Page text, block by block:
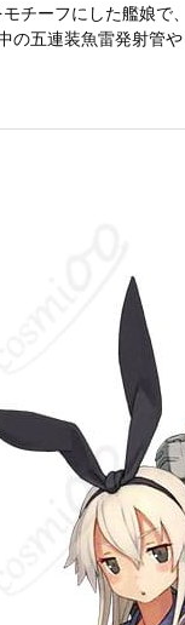
チーフにした艦娘
五連装魚雷発射管